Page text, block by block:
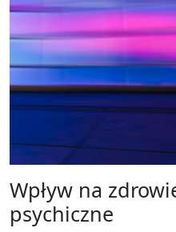
Wpływ na
psychiczne